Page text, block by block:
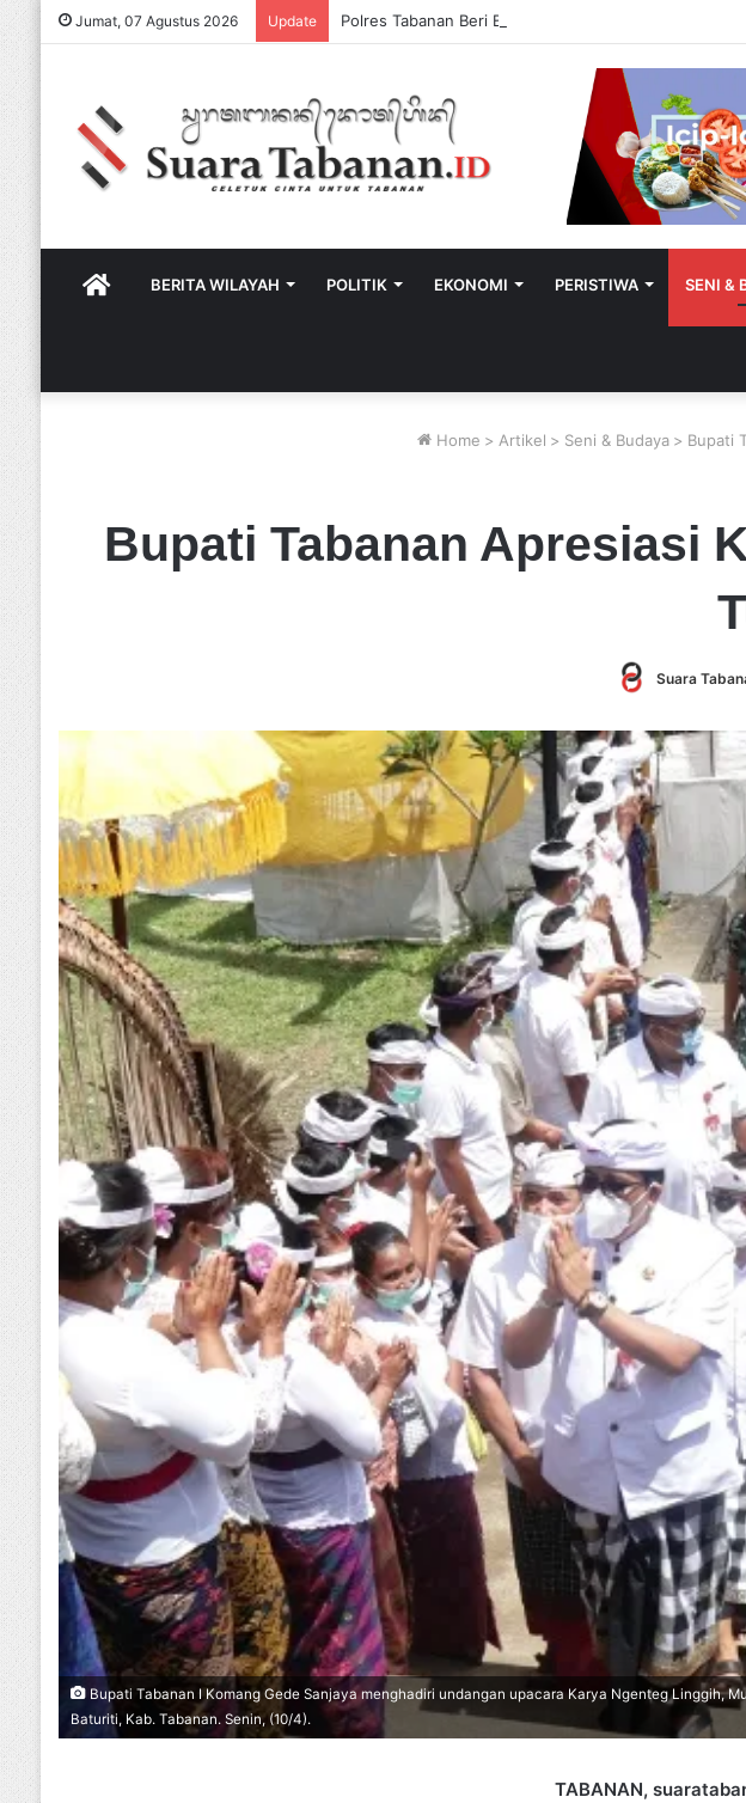
Jumat, 07 Agustus 2026 Update
HOMEBERITA WILAYAH POLITIK EKONOMI PERISTIWA SENI &
Home > Artikel > Seni & Budaya > Bupati
Bupati Tabanan Apresiasi
Suara
Bupati Tabanan I Komang Gede Sanjaya menghadiri undangan upacara Karya Ngenteg Linggih,
Baturiti, Kab. Tabanan. Senin, (10/4).
TABANAN,